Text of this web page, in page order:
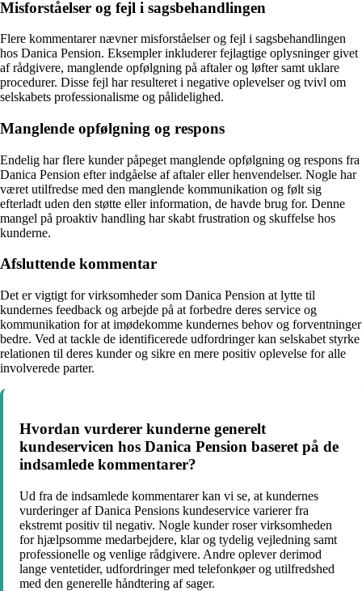
Misforståelser og fejl i sagsbehandlingen
Flere kommentarer nævner misforståelser og fejl i sagsbehandlingen
hos Danica Pension. Eksempler inkluderer fejlagtige oplysninger givet
af rådgivere, manglende opfølgning på aftaler og løfter samt uklare
procedurer. Disse fejl har resulteret i negative oplevelser og tvivl om
selskabets professionalisme og pålidelighed.
Manglende opfølgning og respons
Endelig har flere kunder påpeget manglende opfølgning og respons fra
Danica Pension efter indgåelse af aftaler eller henvendelser. Nogle har
været utilfredse med den manglende kommunikation og følt sig
efterladt uden den støtte eller information, de havde brug for. Denne
mangel på proaktiv handling har skabt frustration og skuffelse hos
kunderne.
Afsluttende kommentar
Det er vigtigt for virksomheder som Danica Pension at lytte til
kundernes feedback og arbejde på at forbedre deres service og
kommunikation for at imødekomme kundernes behov og forventninger
bedre. Ved at tackle de identificerede udfordringer kan selskabet styrke
relationen til deres kunder og sikre en mere positiv oplevelse for alle
involverede parter.
Hvordan vurderer kunderne generelt
kundeservicen hos Danica Pension baseret på de
indsamlede kommentarer?
Ud fra de indsamlede kommentarer kan vi se, at kundernes
vurderinger af Danica Pensions kundeservice varierer fra
ekstremt positiv til negativ. Nogle kunder roser virksomheden
for hjælpsomme medarbejdere, klar og tydelig vejledning samt
professionelle og venlige rådgivere. Andre oplever derimod
lange ventetider, udfordringer med telefonkøer og utilfredshed
med den generelle håndtering af sager.